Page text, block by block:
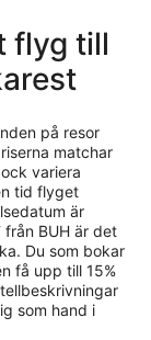
flyg till
på resor
matchar
variera
tid flyget
är
BUH är det
Du som bokar
få upp till 15%
som hand i